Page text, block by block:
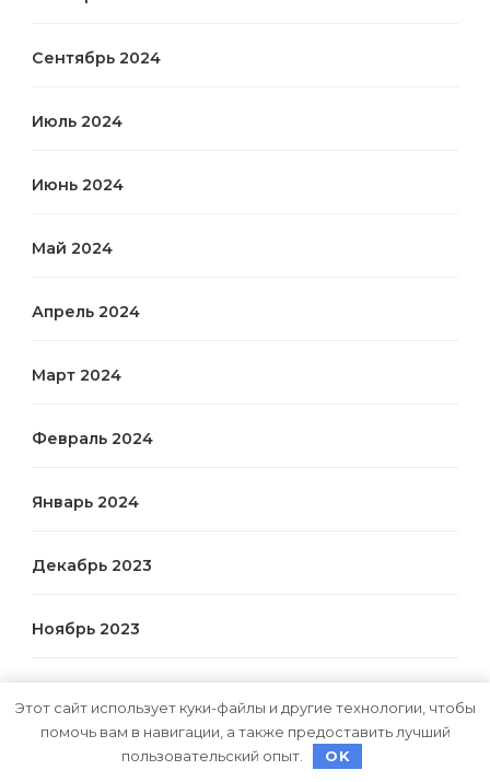
Сентябрь 2024
Июль 2024
Июнь 2024
Май 2024
Апрель 2024
Март 2024
Февраль 2024
Январь 2024
Декабрь 2023
Ноябрь 2023
Август 2023
Этот сайт использует куки-файлы и другие технологии, чтобы
помочь вам в навигации, а также предоставить лучший
пользовательский опыт.
OK